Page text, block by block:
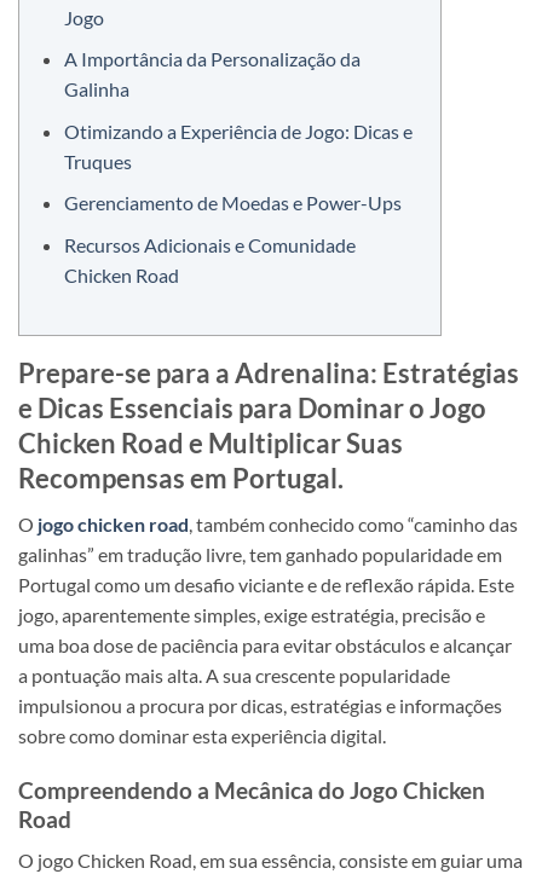
Jogo
A Importância da Personalização da
Galinha
Otimizando a Experiência de Jogo: Dicas e
Truques
Gerenciamento de Moedas e Power-Ups
Recursos Adicionais e Comunidade
Chicken Road
Prepare-se para a Adrenalina: Estratégias
e Dicas Essenciais para Dominar o Jogo
Chicken Road e Multiplicar Suas
Recompensas em Portugal.
O jogo chicken road , também conhecido como “caminho das
galinhas” em tradução livre, tem ganhado popularidade em
Portugal como um desafio viciante e de reflexão rápida. Este
jogo, aparentemente simples, exige estratégia, precisão e
uma boa dose de paciência para evitar obstáculos e alcançar
a pontuação mais alta. A sua crescente popularidade
impulsionou a procura por dicas, estratégias e informações
sobre como dominar esta experiência digital.
Compreendendo a Mecânica do Jogo Chicken
Road
O jogo Chicken Road, em sua essência, consiste em guiar uma